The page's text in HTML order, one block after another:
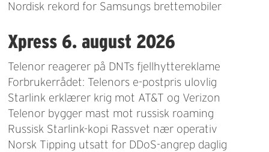
Nordisk rekord for Samsungs brettemobiler
Xpress 6. august 2026
Telenor reagerer på DNTs fjellhyttereklame
Forbrukerrådet: Telenors e-postpris ulovlig
Starlink erklærer krig mot AT&T og Verizon
Telenor bygger mast mot russisk roaming
Russisk Starlink-kopi Rassvet nær operativ
Norsk Tipping utsatt for DDoS-angrep daglig